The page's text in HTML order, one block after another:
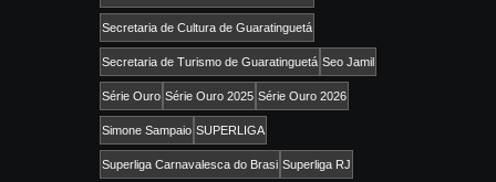
Secretaria de Cultura de Guaratinguetá
Secretaria de Turismo de Guaratinguetá Seo Jamil
Série Ouro Série Ouro 2025 Série Ouro 2026
Simone Sampaio SUPERLIGA
Superliga Carnavalesca do Brasi Superliga RJ